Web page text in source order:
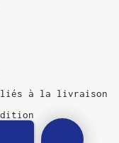
liés à la livraison